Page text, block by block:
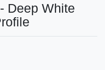
Deep White